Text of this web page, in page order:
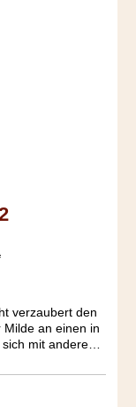
verzaubert den
an einen in
mit anderen
genannt. Diese
Verbreitung